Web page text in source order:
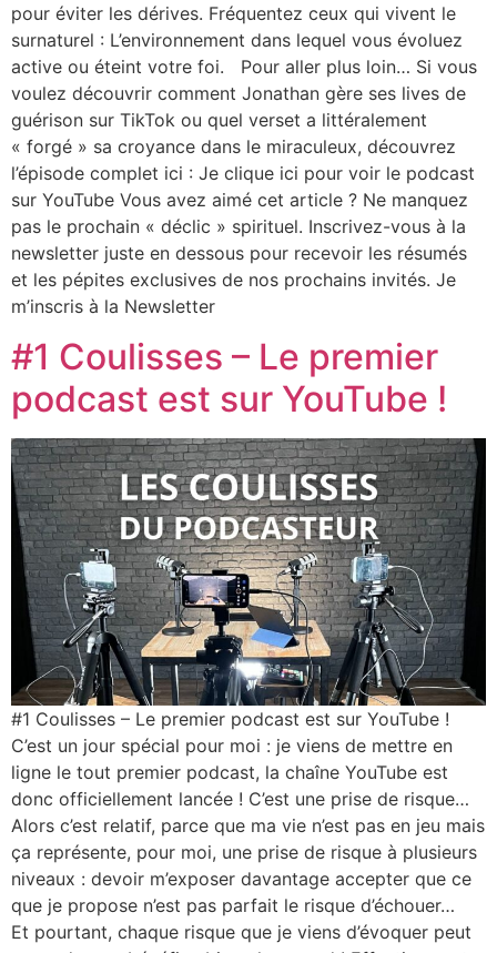
pour éviter les dérives. Fréquentez ceux qui vivent le
surnaturel : L’environnement dans lequel vous évoluez
active ou éteint votre foi. Pour aller plus loin… Si vous
voulez découvrir comment Jonathan gère ses lives de
guérison sur TikTok ou quel verset a littéralement
« forgé » sa croyance dans le miraculeux, découvrez
l’épisode complet ici : Je clique ici pour voir le podcast
sur YouTube Vous avez aimé cet article ? Ne manquez
pas le prochain « déclic » spirituel. Inscrivez-vous à la
newsletter juste en dessous pour recevoir les résumés
et les pépites exclusives de nos prochains invités. Je
m’inscris à la Newsletter
#1 Coulisses – Le premier
podcast est sur YouTube !
#1 Coulisses – Le premier podcast est sur YouTube !
C’est un jour spécial pour moi : je viens de mettre en
ligne le tout premier podcast, la chaîne YouTube est
donc officiellement lancée ! C’est une prise de risque…
Alors c’est relatif, parce que ma vie n’est pas en jeu mais
ça représente, pour moi, une prise de risque à plusieurs
niveaux : devoir m’exposer davantage accepter que ce
que je propose n’est pas parfait le risque d’échouer…
Et pourtant, chaque risque que je viens d’évoquer peut